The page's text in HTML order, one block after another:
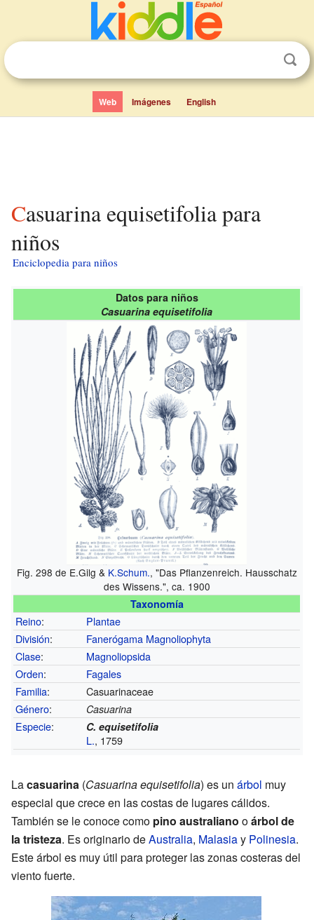
Web Imágenes English
Casuarina equisetifolia para
niños
Enciclopedia para niños
Datos para niños
Casuarina equisetifolia
Fig. 298 de E.Gilg & K.Schum., "Das Pflanzenreich. Hausschatz
des Wissens.", ca. 1900
Taxonomía
Reino:
Plantae
División: Fanerógama Magnoliophyta
Clase:
Magnoliopsida
Orden:
Fagales
Familia:
Casuarinaceae
Género: Casuarina
Especie: C. equisetifolia
L., 1759
Lacasuarina (Casuarina equisetifolia) es un árbol muy
especial que crece en las costas de lugares cálidos.
También se le conoce como pino australiano oárbol de
la tristeza. Es originario deAustralia, Malasiay Polinesia.
Este árbol es muy útil para proteger las zonas costeras del
viento fuerte.